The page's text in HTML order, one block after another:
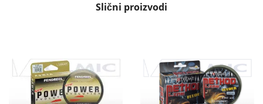
Slični proizvodi